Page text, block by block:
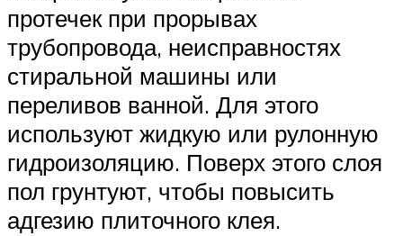
протечек при прорывах
трубопровода, неисправностях
стиральной машины или
переливов ванной. Для этого
используют жидкую или рулонную
гидроизоляцию. Поверх этого слоя
пол грунтуют, чтобы повысить
адгезию плиточного клея.